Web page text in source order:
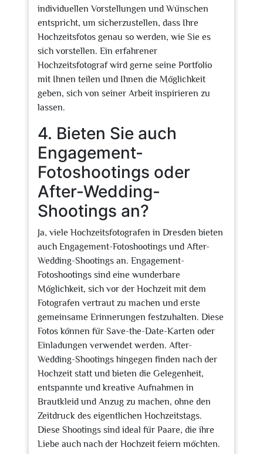
individuellen Vorstellungen und Wünschen
entspricht, um sicherzustellen, dass Ihre
Hochzeitsfotos genau so werden, wie Sie es
sich vorstellen. Ein erfahrener
Hochzeitsfotograf wird gerne seine Portfolio
mit Ihnen teilen und Ihnen die Möglichkeit
geben, sich von seiner Arbeit inspirieren zu
lassen.
4. Bieten Sie auch
Engagement-
Fotoshootings oder
After-Wedding-
Shootings an?
Ja, viele Hochzeitsfotografen in Dresden bieten
auch Engagement-Fotoshootings und After-
Wedding-Shootings an. Engagement-
Fotoshootings sind eine wunderbare
Möglichkeit, sich vor der Hochzeit mit dem
Fotografen vertraut zu machen und erste
gemeinsame Erinnerungen festzuhalten. Diese
Fotos können für Save-the-Date-Karten oder
Einladungen verwendet werden. After-
Wedding-Shootings hingegen finden nach der
Hochzeit statt und bieten die Gelegenheit,
entspannte und kreative Aufnahmen in
Brautkleid und Anzug zu machen, ohne den
Zeitdruck des eigentlichen Hochzeitstags.
Diese Shootings sind ideal für Paare, die ihre
Liebe auch nach der Hochzeit feiern möchten.